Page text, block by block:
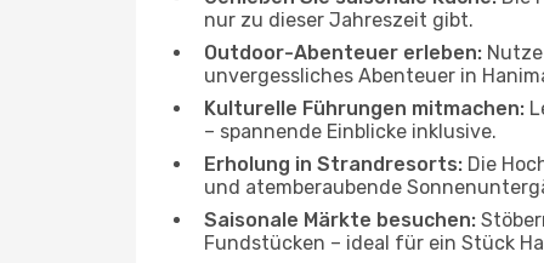
nur zu dieser Jahreszeit gibt.
Outdoor-Abenteuer erleben:
unvergessliches Abenteuer in
Kulturelle Führungen mitmachen:
– spannende Einblicke inklusive.
Erholung in Strandresorts: Die
und atemberaubende
Saisonale Märkte besuchen:
Fundstücken – ideal für ein Stück